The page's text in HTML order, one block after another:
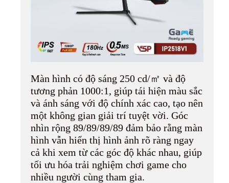
Màn hình có độ sáng 250 cd/㎡ và độ
tương phản 1000:1, giúp tái hiện màu sắc
và ánh sáng với độ chính xác cao, tạo nên
một không gian giải trí tuyệt vời. Góc
nhìn rộng 89/89/89/89 đảm bảo rằng màn
hình vẫn hiển thị hình ảnh rõ ràng ngay
cả khi xem từ các góc độ khác nhau, giúp
tối ưu hóa trải nghiệm chơi game cho
nhiều người cùng tham gia.